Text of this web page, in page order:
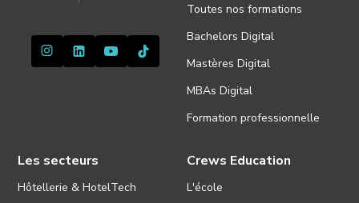
Toutes nos formations
Bachelors Digital
Mastères Digital
MBAs Digital
Formation professionnelle
Les secteurs
Hôtellerie & HotelTech
Crews Education
L'école